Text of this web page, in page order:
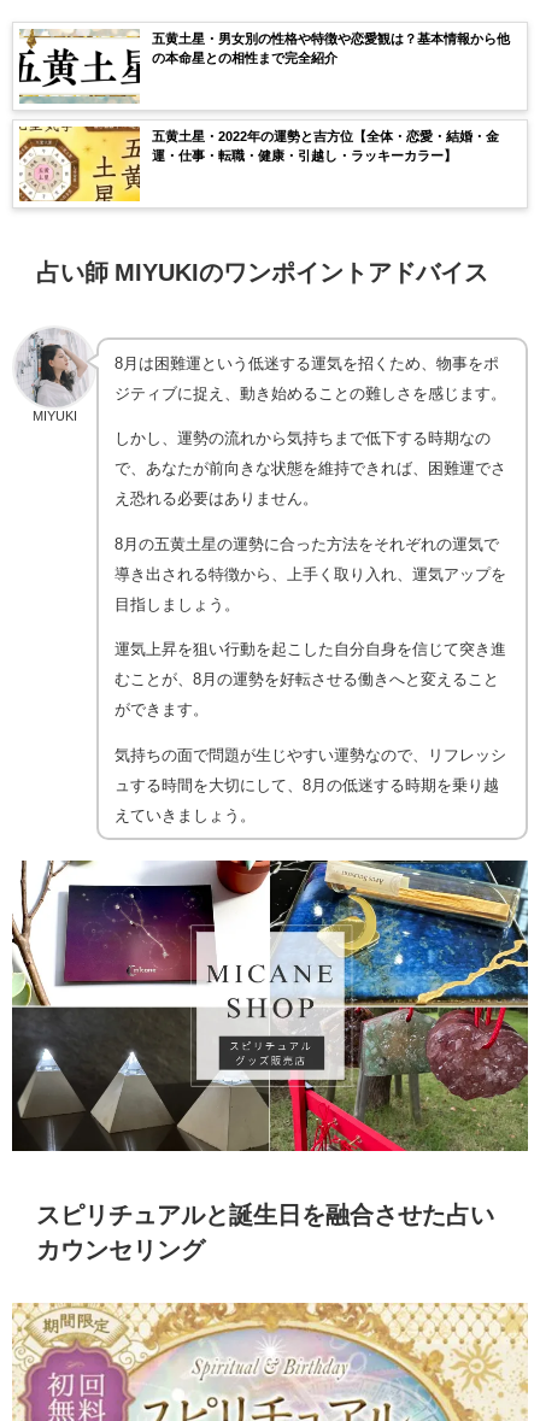
五黄土星・男女別の性格や特徴や恋愛観は？基本情報から他
の本命星との相性まで完全紹介
五黄土星・2022年の運勢と吉方位【全体・恋愛・結婚・金
運・仕事・転職・健康・引越し・ラッキーカラー】
占い師 MIYUKIのワンポイントアドバイス
MIYUKI
8月は困難運という低迷する運気を招くため、物事をポ
ジティブに捉え、動き始めることの難しさを感じます。
しかし、運勢の流れから気持ちまで低下する時期なの
で、あなたが前向きな状態を維持できれば、困難運でさ
え恐れる必要はありません。
8月の五黄土星の運勢に合った方法をそれぞれの運気で
導き出される特徴から、上手く取り入れ、運気アップを
目指しましょう。
運気上昇を狙い行動を起こした自分自身を信じて突き進
むことが、8月の運勢を好転させる働きへと変えること
ができます。
気持ちの面で問題が生じやすい運勢なので、リフレッシ
ュする時間を大切にして、8月の低迷する時期を乗り越
えていきましょう。
スピリチュアルと誕生日を融合させた占い
カウンセリング